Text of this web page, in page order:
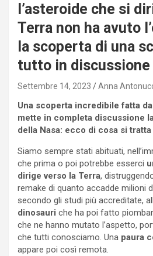
l’asteroide che si
Terra non ha avuto
la scoperta di una
tutto in discussione
Settembre 14, 2023 Anna
Una scoperta incredibile fatta
mette in completa discussione
della Nasa: ecco di cosa si tratta
Siamo sempre stati abituati,
che prima o poi potrebbe esserci
dirige verso la Terra,
remake di quanto accadde milioni
secondo gli studi più accreditate,
dinosauri che ha poi fatto
che ne hanno mutato l’aspetto,
che tutti conosciamo. Una paura
appare poi così remota.